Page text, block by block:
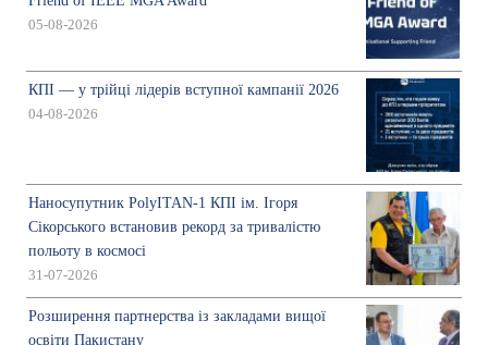
05-08-2026
КПІ — у трійці лідерів вступної кампанії 2026
04-08-2026
Наносупутник PolyITAN-1 КПІ ім. Ігоря
Сікорського встановив рекорд за тривалістю
польоту в космосі
31-07-2026
Розширення партнерства із закладами вищої
освіти Пакистану